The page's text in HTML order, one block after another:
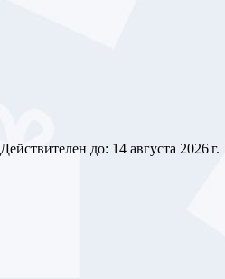
Действителен до: 14 августа 2026 г.